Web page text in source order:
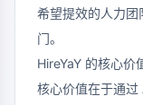
希望提效的人力团
门。
HireYaY 的核心价
核心价值在于通